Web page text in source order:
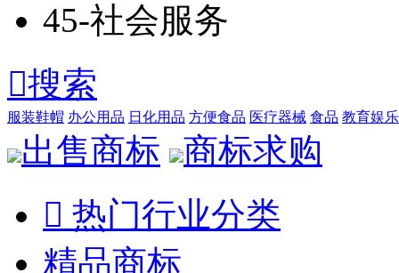
45-社会服务
搜索
服装鞋帽 办公用品 日化用品 方便食品 医疗器械 食品 教育娱乐
出售商标
商标求购
 热门行业分类
精品商标